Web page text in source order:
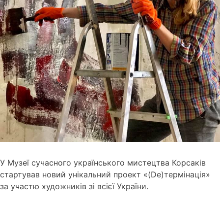
У Музеї сучасного українського мистецтва Корсаків
стартував новий унікальний проект «(De)термінація»
за участю художників зі всієї України.